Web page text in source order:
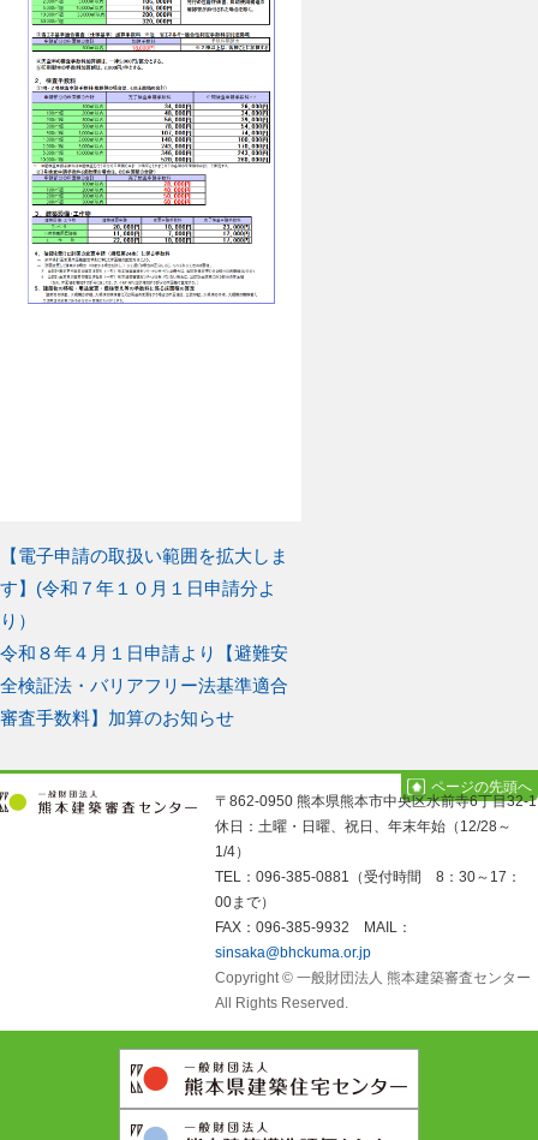
投
稿
ナ
ビ
ー
前
の
投
稿:
【電子申請の取扱い範囲を拡大しま
す】(令和７年１０月１日申請分よ
り）
次
の
投
令和８年４月１日申請より【避難安
全検証法・バリアフリー法基準適合
審査手数料】加算のお知らせ
ページの先頭へ
〒862-0950 熊本県熊本市中央区水前寺6丁目32-1
休日：土曜・日曜、祝日、年末年始（12/28～
1/4）
TEL：096-385-0881（受付時間 8：30～17：
00まで）
FAX：096-385-9932 MAIL：
sinsaka@bhckuma.or.jp
Copyright © 一般財団法人 熊本建築審査センター
All Rights Reserved.